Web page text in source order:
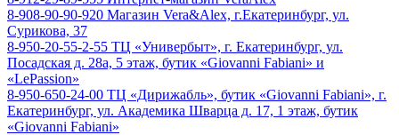
8-908-90-90-920 Магазин Vera&Alex, г.Екатеринбург, ул.
Сурикова, 37
8-950-20-55-2-55 ТЦ «Универбыт», г. Екатеринбург, ул.
Посадская д. 28а, 5 этаж, бутик «Giovanni Fabiani» и
«LePassion»
8-950-650-24-00 ТЦ «Дирижабль», бутик «Giovanni Fabiani», г.
Екатеринбург, ул. Академика Шварца д. 17, 1 этаж, бутик
«Giovanni Fabiani»